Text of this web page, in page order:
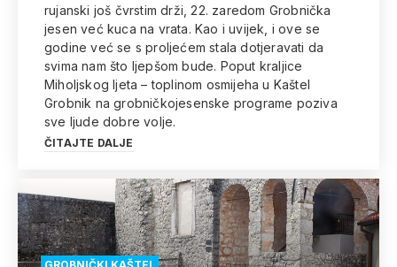
rujanski još čvrstim drži, 22. zaredom Grobnička
jesen već kuca na vrata. Kao i uvijek, i ove se
godine već se s proljećem stala dotjeravati da
svima nam što ljepšom bude. Poput kraljice
Miholjskog ljeta – toplinom osmijeha u Kaštel
Grobnik na grobničkojesenske programe poziva
sve ljude dobre volje.
ČITAJTE DALJE